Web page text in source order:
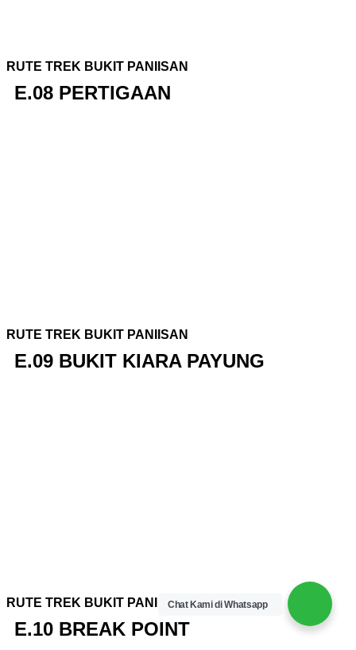
RUTE TREK BUKIT PANIISAN
E.08 PERTIGAAN
RUTE TREK BUKIT PANIISAN
E.09 BUKIT KIARA PAYUNG
RUTE TREK BUKIT PANIISAN
E.10 BREAK POINT
Chat Kami di Whatsapp